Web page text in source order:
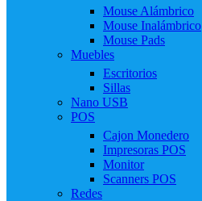
Mouse Alámbrico
Mouse Inalámbrico
Mouse Pads
Muebles
Escritorios
Sillas
Nano USB
POS
Cajon Monedero
Impresoras POS
Monitor
Scanners POS
Redes